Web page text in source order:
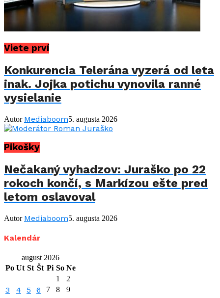
Viete prví
Konkurencia Telerána vyzerá od leta
inak. Jojka potichu vynovila ranné
vysielanie
Autor Mediaboom5. augusta 2026
Pikošky
Nečakaný vyhadzov: Juraško po 22
rokoch končí, s Markízou ešte pred
letom oslavoval
Autor Mediaboom5. augusta 2026
Kalendár
august 2026
Po Ut St Št Pi So Ne
1
2
3 4 5 6 7 8
9